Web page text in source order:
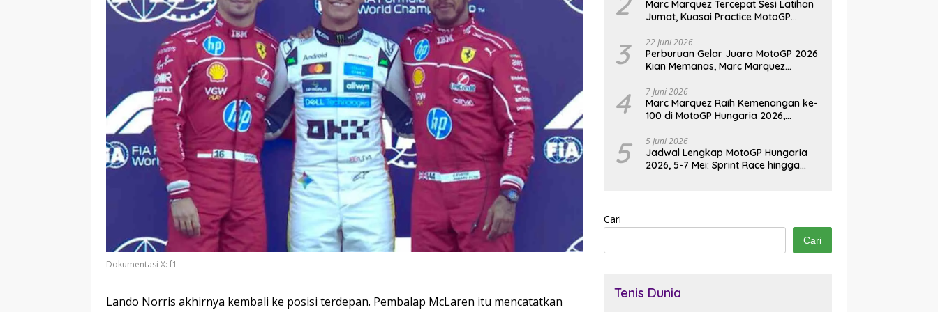
Dokumentasi X: f1
Lando Norris akhirnya kembali ke posisi terdepan. Pembalap McLaren itu mencatatkan
Marc Marquez Tercepat Sesi Latihan
Jumat, Kuasai Practice MotoGP
3 22 Juni 2026
Perburuan Gelar Juara MotoGP 2026
Kian Memanas, Marc Marquez
4 7 Juni 2026
Marc Marquez Raih Kemenangan ke-
100 di MotoGP Hungaria 2026,
5 5 Juni 2026
Jadwal Lengkap MotoGP Hungaria
2026, 5-7 Mei: Sprint Race hingga
Cari
Cari
Tenis Dunia